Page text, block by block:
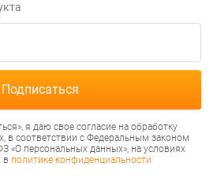
я даю свое согласие на обработку
в соответствии с Федеральным законом
«О персональных данных», на условиях
в политике конфиденциальности